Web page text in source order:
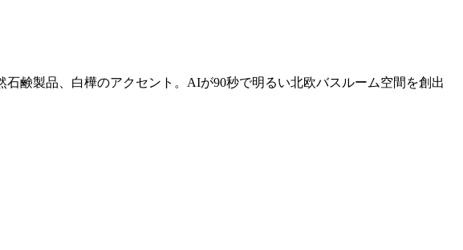
鹸製品、白樺のアクセント。AIが90秒で明るい北欧バスルーム空間を創出